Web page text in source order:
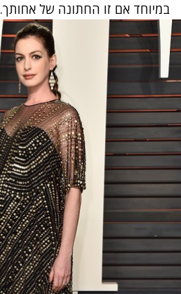
במיוחד אם זו החתונה של אחותך.